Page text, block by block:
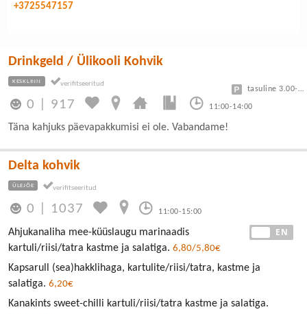
+3725547157
Drinkgeld / Ülikooli Kohvik
KESKLINN
0 917 11:00-14:00
tasuline 3.00-7.50
Täna kahjuks päevapakkumisi ei ole. Vabandame!
Delta kohvik
ÜLEJÕE
0 1037 11:00-15:00
EN
Ahjukanaliha mee-küüslaugu marinaadis
kartuli/riisi/tatra kastme ja salatiga. 6,80/5,80€
Kapsarull (sea)hakklihaga, kartulite/riisi/tatra, kastme ja
salatiga. 6,20€
Kanakints sweet-chilli kartuli/riisi/tatra kastme ja salatiga.